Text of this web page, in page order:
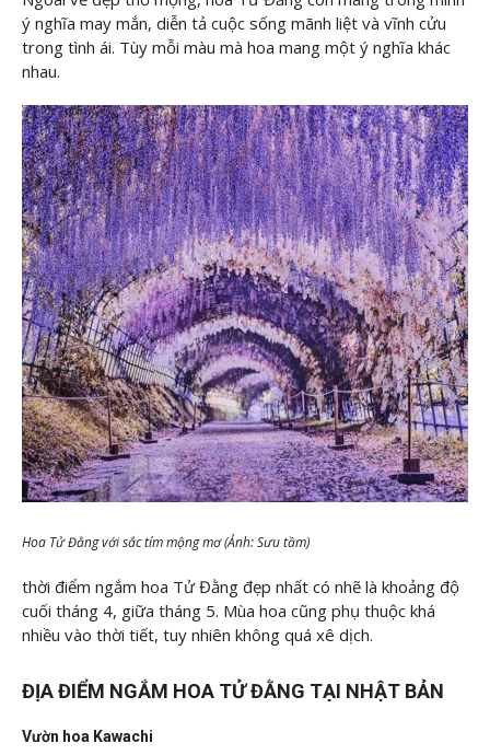
ý nghĩa may mắn, diễn tả cuộc sống mãnh liệt và vĩnh cửu
trong tình ái. Tùy mỗi màu mà hoa mang một ý nghĩa khác
nhau.
Hoa Tử Đằng với sắc tím mộng mơ (Ảnh: Sưu tầm)
thời điểm ngắm hoa Tử Đằng đẹp nhất có nhẽ là khoảng độ
cuối tháng 4, giữa tháng 5. Mùa hoa cũng phụ thuộc khá
nhiều vào thời tiết, tuy nhiên không quá xê dịch.
ĐỊA ĐIỂM NGẮM HOA TỬ ĐẰNG TẠI NHẬT BẢN
Vườn hoa Kawachi